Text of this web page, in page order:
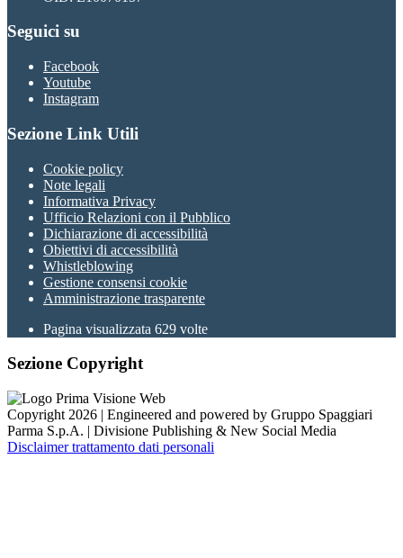
Seguici su
Facebook
Youtube
Instagram
Sezione Link Utili
Cookie policy
Note legali
Informativa Privacy
Ufficio Relazioni con il Pubblico
Dichiarazione di accessibilità
Obiettivi di accessibilità
Whistleblowing
Gestione consensi cookie
Amministrazione trasparente
Pagina visualizzata 629 volte
Sezione Copyright
Copyright 2026 | Engineered and powered by Gruppo Spaggiari
Parma S.p.A. | Divisione Publishing & New Social Media
Disclaimer trattamento dati personali